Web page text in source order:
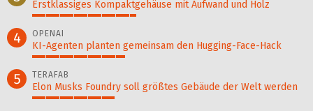
Erstklassiges Kompaktgehäuse mit Aufwand und Holz
38%
4 OPENAI
KI-Agenten planten gemein­sam den Hugging-Face-Hack
34%
5 TERAFAB
Elon Musks Foundry soll größ­tes Gebäude der Welt werden
30%